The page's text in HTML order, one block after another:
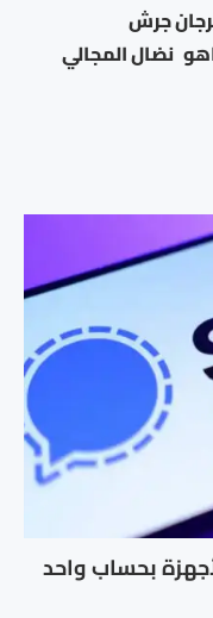
بحساب واحد
جرش
نضال المجالي